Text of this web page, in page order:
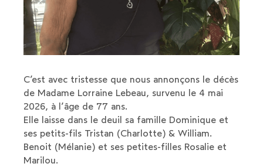
C’est avec tristesse que nous annonçons le décès
de Madame Lorraine Lebeau, survenu le 4 mai
2026, à l’âge de 77 ans.
Elle laisse dans le deuil sa famille Dominique et
ses petits-fils Tristan (Charlotte) & William.
Benoit (Mélanie) et ses petites-filles Rosalie et
Marilou.